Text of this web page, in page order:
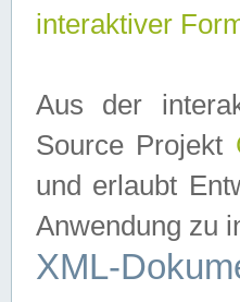
interaktiver
Aus der
Source Projekt
und erlaubt
Anwendung zu
XML-